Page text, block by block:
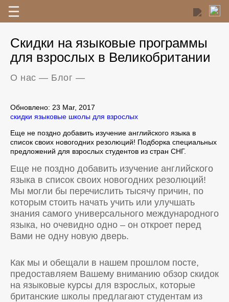
Скидки на языковые программы
для взрослых в Великобритании
О нас — Блог —
Обновлено: 23 Mar, 2017
скидки языковые школы для взрослых
Еще не поздно добавить изучение английского языка в
список своих новогодних резолюций! Подборка специальных
предложений для взрослых студентов из стран СНГ.
Еще не поздно добавить изучение английского
языка в список своих новогодних резолюций!
Мы могли бы перечислить тысячу причин, по
которым стоить начать учить или улучшать
знания самого универсального международного
языка, но очевидно одно – он откроет перед
Вами не одну новую дверь.
Как мы и обещали в нашем прошлом посте,
предоставляем Вашему вниманию обзор скидок
на языковые курсы для взрослых, которые
британские школы предлагают студентам из